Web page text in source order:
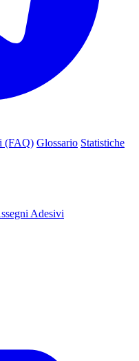
(FAQ) Glossario Statistiche
Adesivi